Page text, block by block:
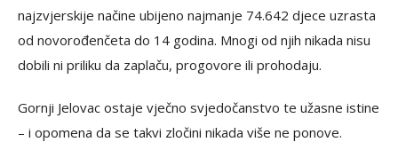
najzvjerskije načine ubijeno najmanje 74.642 djece uzrasta
od novorođenčeta do 14 godina. Mnogi od njih nikada nisu
dobili ni priliku da zaplaču, progovore ili prohodaju.
Gornji Jelovac ostaje vječno svjedočanstvo te užasne istine
– i opomena da se takvi zločini nikada više ne ponove.